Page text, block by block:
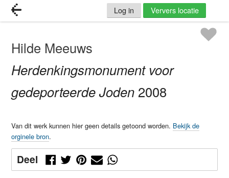
Log in Ververs locatie
Hilde Meeuws
Herdenkingsmonument voor
gedeporteerde Joden 2008
Van dit werk kunnen hier geen details getoond worden. Bekijk de
orginele bron.
Deel